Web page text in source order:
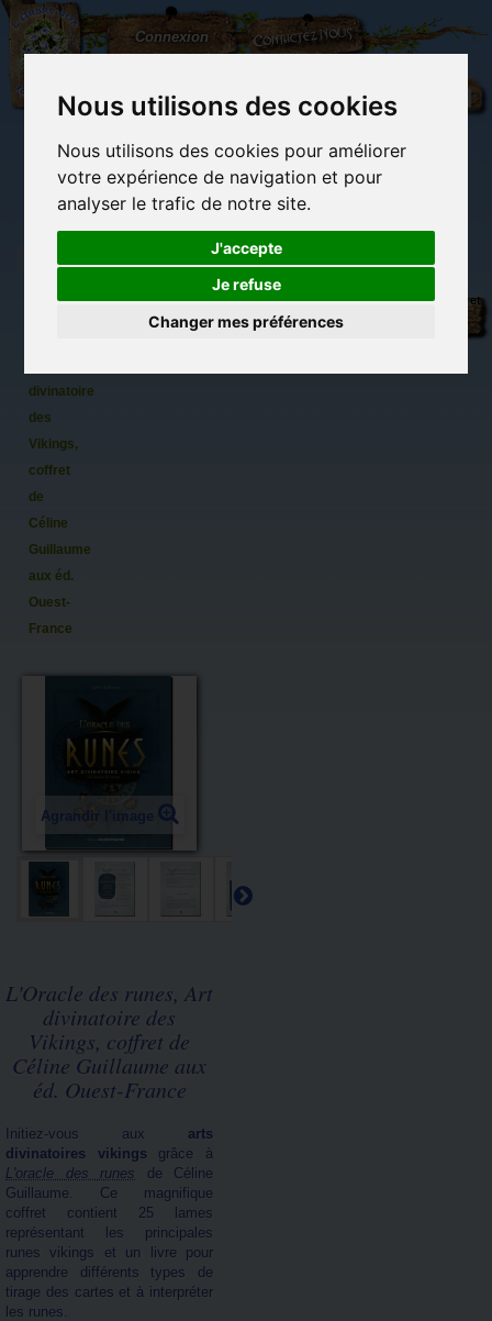
Nous utilisons des cookies
Nous utilisons des cookies pour améliorer
votre expérience de navigation et pour
analyser le trafic de notre site.
J'accepte
Je refuse
Changer mes préférences
L'Arbre
aux
100.000
Connexion Contactez-nous
(vide)
Librairie des
Carterie
originale
Activités
détente et jeux
Objets déco et
divinatoire
des
Vikings,
coffret
de
Céline
Guillaume
aux éd.
Ouest-
France
Agrandir l'image
L'Oracle des runes, Art
divinatoire des
Vikings, coffret de
Céline Guillaume aux
éd. Ouest-France
Initiez-vous aux arts
divinatoires vikingsgrâce à
L'oracle des runes de Céline
Guillaume. Ce magnifique
coffret contient 25 lames
représentant les principales
runes vikings et un livre pour
apprendre différents types de
tirage des cartes et à interpréter
les runes.